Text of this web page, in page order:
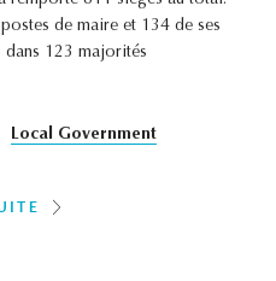
de maire et 134 de ses
dans 123 majorités
Local Government